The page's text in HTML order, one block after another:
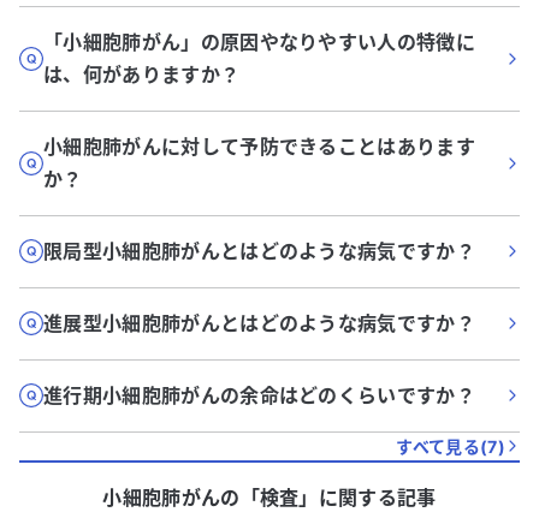
「小細胞肺がん」の原因やなりやすい人の特徴に
は、何がありますか？
小細胞肺がんに対して予防できることはあります
か？
限局型小細胞肺がんとはどのような病気ですか？
進展型小細胞肺がんとはどのような病気ですか？
進行期小細胞肺がんの余命はどのくらいですか？
すべて見る(7)
小細胞肺がんの「検査」に関する記事